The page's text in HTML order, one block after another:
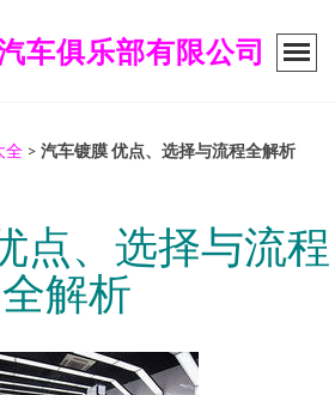
车俱乐部有限公司
全 > 汽车镀膜 优点、选择与流程全解析
点、选择与流程
全解析